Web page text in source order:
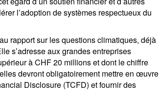
l’adoption de systèmes respectueux du
rapport sur les questions climatiques, déjà
s’adresse aux grandes entreprises
à CHF 20 millions et dont le chiffre
devront obligatoirement mettre en œuvre
Disclosure (TCFD) et fournir des